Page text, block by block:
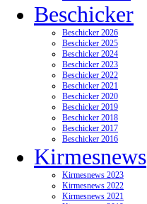
Beschicker
Beschicker 2026
Beschicker 2025
Beschicker 2024
Beschicker 2023
Beschicker 2022
Beschicker 2021
Beschicker 2020
Beschicker 2019
Beschicker 2018
Beschicker 2017
Beschicker 2016
Kirmesnews
Kirmesnews 2023
Kirmesnews 2022
Kirmesnews 2021